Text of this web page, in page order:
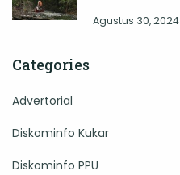
Agustus 30, 2024
Categories
Advertorial
Diskominfo Kukar
Diskominfo PPU